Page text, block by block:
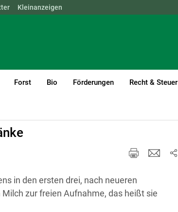
OÖ SBG STMK
Kleinanzeigen
Forst Bio Förderungen Recht & Steuer
in den ersten drei, nach neueren
zur freien Aufnahme, das heißt sie